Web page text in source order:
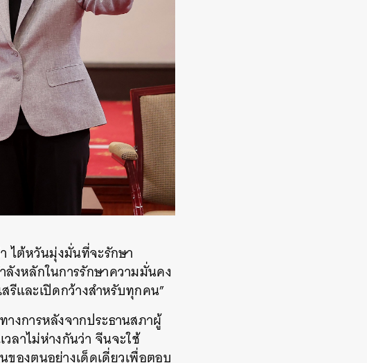
ไต้หวันมุ่งมั่นที่จะรักษา
งหลักในการรักษาความมั่นคง
และเปิดกว้างสำหรับทุกคน”
งการหลังจากประธานสภาผู้
ลาไม่ห่างกันว่า จีนจะใช้
องตนอย่างเด็ดเดี่ยวเพื่อตอบ